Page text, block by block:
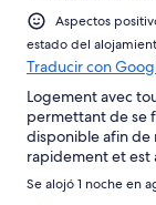
Aspectos
estado del
Traducir con
Logement avec
permettant de se
disponible afin de
rapidement et est
Se alojó 1 noche en